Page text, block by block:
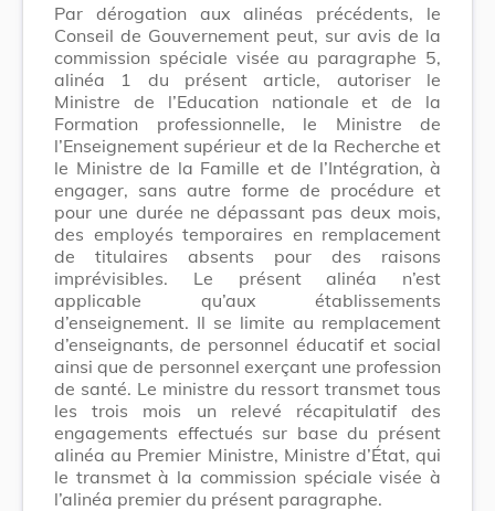
Par dérogation aux alinéas précédents, le
Conseil de Gouvernement peut, sur avis de la
commission spéciale visée au paragraphe 5,
alinéa 1 du présent article, autoriser le
Ministre de l’Education nationale et de la
Formation professionnelle, le Ministre de
l’Enseignement supérieur et de la Recherche et
le Ministre de la Famille et de l’Intégration, à
engager, sans autre forme de procédure et
pour une durée ne dépassant pas deux mois,
des employés temporaires en remplacement
de titulaires absents pour des raisons
imprévisibles. Le présent alinéa n’est
applicable qu’aux établissements
d’enseignement. Il se limite au remplacement
d’enseignants, de personnel éducatif et social
ainsi que de personnel exerçant une profession
de santé. Le ministre du ressort transmet tous
les trois mois un relevé récapitulatif des
engagements effectués sur base du présent
alinéa au Premier Ministre, Ministre d’État, qui
le transmet à la commission spéciale visée à
l’alinéa premier du présent paragraphe.